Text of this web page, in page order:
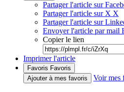
Partager l'article sur
Partager l'article sur X X
Partager l'article sur
Envoyer l'article par mail
Copier le lien
Imprimer l'article
Favoris Favoris
Ajouter à mes favoris
Voir mes